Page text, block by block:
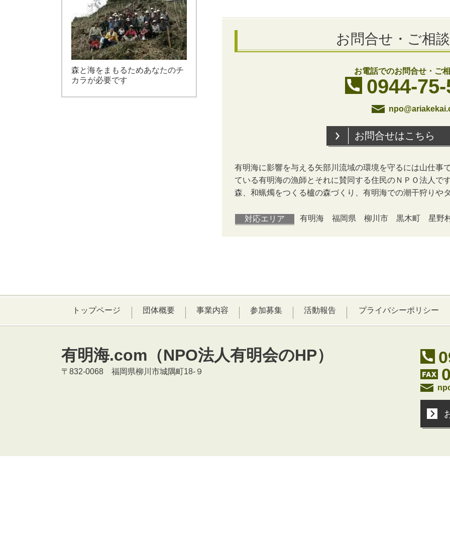
お問合せ・ご相
お電話でのお問合せ・ご
0944-
お問合せはこちら
有明海に影響を与える矢部川流域の環境を守るには山仕事
ている有明海の漁師とそれに賛同する住民のＮＰＯ法人で
森、和蝋燭をつくる櫨の森づくり、有明海での潮干狩りや
対応エリア 有明海 福岡県 柳川市 黒木町 星野
森と海をまもるためあなたのチ
カラが必要です
トップページ 団体概要 事業内容 参加募集 活動報告 プライバシーポリシー
有明海.com（NPO法人有明会のHP）
〒832-0068 福岡県柳川市城隅町18-９